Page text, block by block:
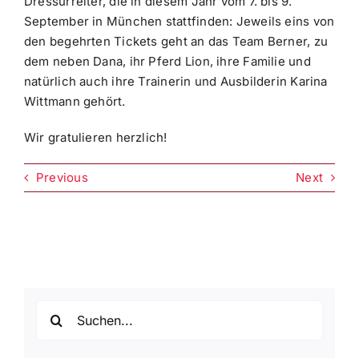
September in München stattfinden: Jeweils eins von
den begehrten Tickets geht an das Team Berner, zu
dem neben Dana, ihr Pferd Lion, ihre Familie und
natürlich auch ihre Trainerin und Ausbilderin Karina
Wittmann gehört.
Wir gratulieren herzlich!
Previous Next
nach: